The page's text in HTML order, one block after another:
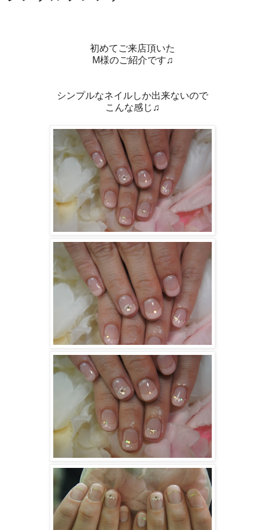
初めてご来店頂いた
M様のご紹介です♫
シンプルなネイルしか出来ないので
こんな感じ♫